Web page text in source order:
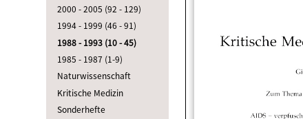
2000 - 2005 (92 - 129)
1994 - 1999 (46 - 91)
1988 - 1993 (10 - 45)
1985 - 1987 (1-9)
Naturwissenschaft
Kritische Medizin
Sonderhefte